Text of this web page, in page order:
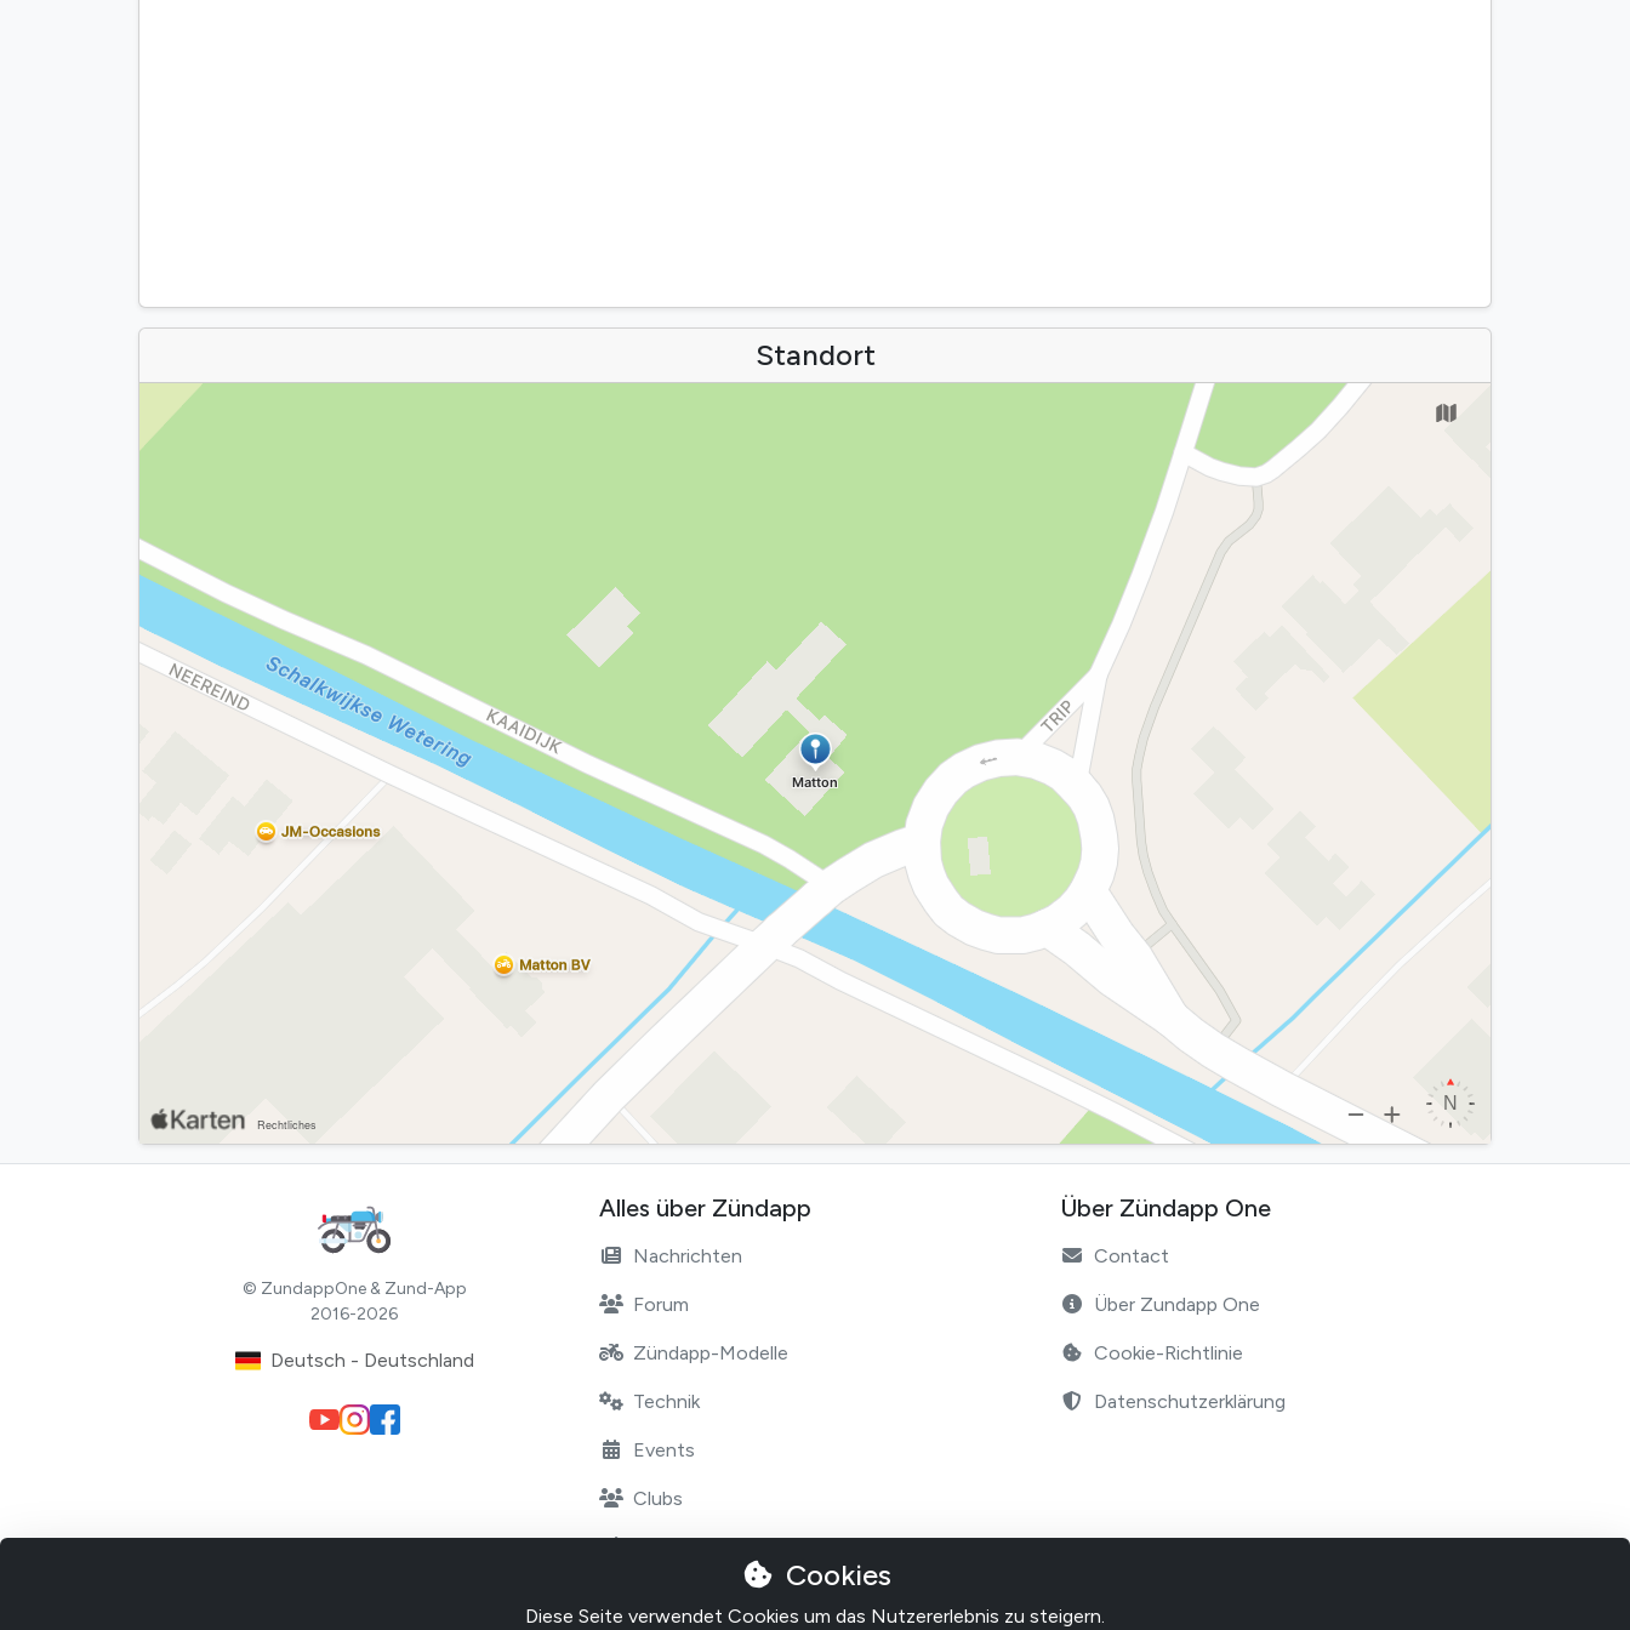
Standort
© ZundappOne & Zund-App
2016-2026
Deutsch - Deutschland
Alles über Zündapp
Nachrichten
Forum
Zündapp-Modelle
Technik
Events
Clubs
Über Zündapp One
Contact
Über Zundapp One
Cookie-Richtlinie
Datenschutzerklärung
Cookies
Diese Seite verwendet Cookies um das Nutzererlebnis zu steigern.